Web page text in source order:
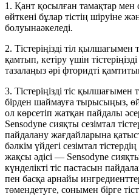
1. Қант қосылған тамақтар
өйткені бұлар тістің шіруіне
болуынаәкеледі.
2. Тістеріңізді тіл қылшағымен
қамтып, кетіру үшін
тазалаңыз әрі фторидті
3. Тістеріңізді тіс
бірден шаймауға тырысыңыз,
ол көрсетіп жатқан пайдалы
Sensodyne сияқты сезімтал
пайдалану жағдайларына
бәлкім үйдегі сезімтал
жақсы әдісі — Sensodyne сияқты
күнделікті тіс пастасын
пен басқа арнайы
төмендетуге, сонымен бірге